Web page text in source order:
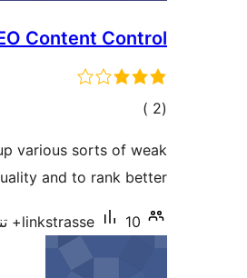
Content Control
(2
إجمالي)
various sorts of weak
and to rank better.
linkstrasse 10+ تنصيب نشط